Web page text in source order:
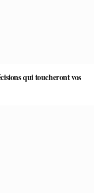
qui toucheront vos